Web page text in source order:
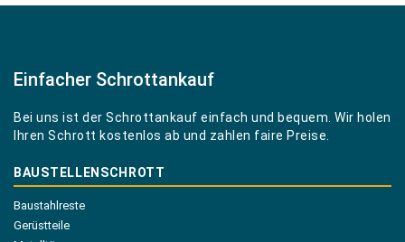
Einfacher Schrottankauf
Bei uns ist der Schrottankauf einfach und bequem. Wir holen
Ihren Schrott kostenlos ab und zahlen faire Preise.
BAUSTELLENSCHROTT
Baustahlreste
Gerüstteile